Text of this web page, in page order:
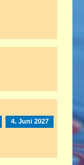
4. Juni 2027